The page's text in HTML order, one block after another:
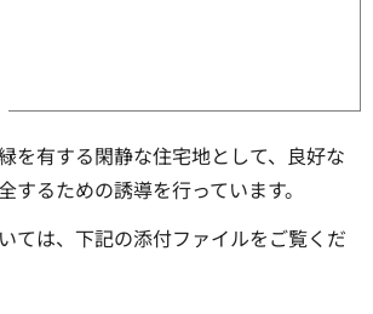
を有する閑静な住宅地として、良好な
するための誘導を行っています。
ては、下記の添付ファイルをご覧くだ